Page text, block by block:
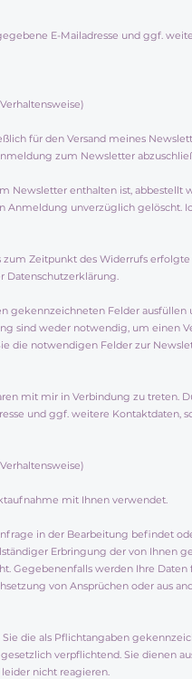
E-Mailadresse und ggf.
für den Versand meines
zum Newsletter
enthalten ist, abbestellt
unverzüglich gelöscht.
Zeitpunkt des Widerrufs
Datenschutzerklärung.
Felder
sind weder notwendig, um einen
die notwendigen Felder zur
mit mir in Verbindung zu treten.
und ggf. weitere Kontaktdaten,
mit Ihnen verwendet.
in der Bearbeitung befindet
Erbringung der von Ihnen
Gegebenenfalls werden Ihre
von Ansprüchen oder aus
die als Pflichtangaben
verpflichtend. Sie dienen
nicht reagieren.